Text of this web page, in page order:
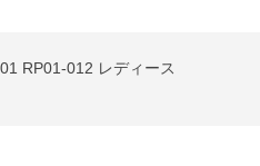
RP01-012 レディース